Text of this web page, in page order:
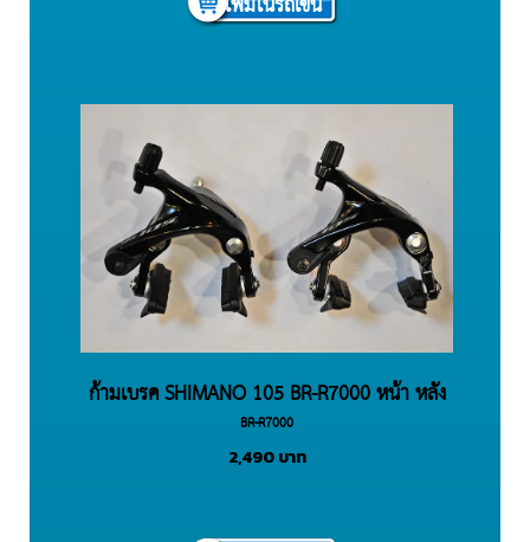
ก้ามเบรค SHIMANO 105 BR-R7000 หน้า หลัง
BR-R7000
2,490 บาท